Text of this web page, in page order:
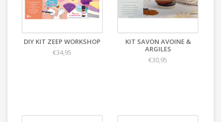
DIY KIT ZEEP WORKSHOP
€34,95
KIT SAVON AVOINE &
ARGILES
€30,95